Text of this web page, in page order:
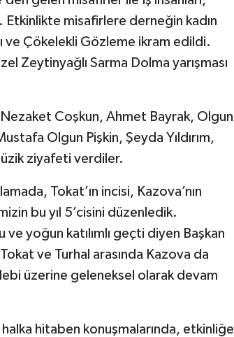
Etkinlikte misafirlere derneğin kadın
ve Çökelekli Gözleme ikram edildi.
Zeytinyağlı Sarma Dolma yarışması
Coşkun, Ahmet Bayrak, Olgun
Olgun Pişkin, Şeyda Yıldırım,
ziyafeti verdiler.
Tokat’ın incisi, Kazova’nın
bu yıl 5’cisini düzenledik.
yoğun katılımlı geçti diyen Başkan
ve Turhal arasında Kazova da
üzerine geleneksel olarak devam
halka hitaben konuşmalarında, etkinliğe